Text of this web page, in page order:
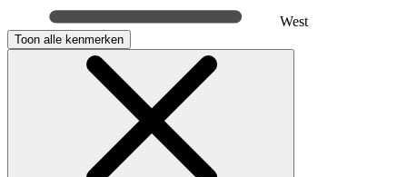
West
Toon alle kenmerken